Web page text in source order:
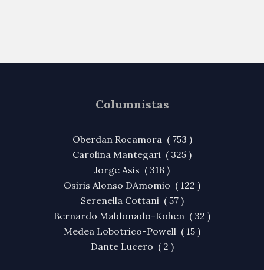
Columnistas
Oberdan Rocamora ( 753 )
Carolina Mantegari ( 325 )
Jorge Asis ( 318 )
Osiris Alonso DAmomio ( 122 )
Serenella Cottani ( 57 )
Bernardo Maldonado-Kohen ( 32 )
Medea Lobotrico-Powell ( 15 )
Dante Lucero ( 2 )